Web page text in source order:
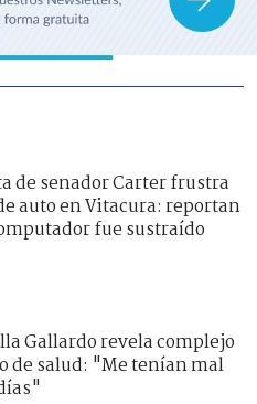
de senador Carter frustra
auto en Vitacura: reportan
fue sustraído
Gallardo revela complejo
de salud: "Me tenían mal